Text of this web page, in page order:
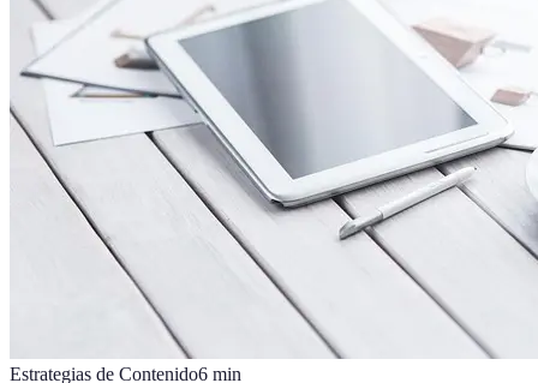
Estrategias de Contenido6 min